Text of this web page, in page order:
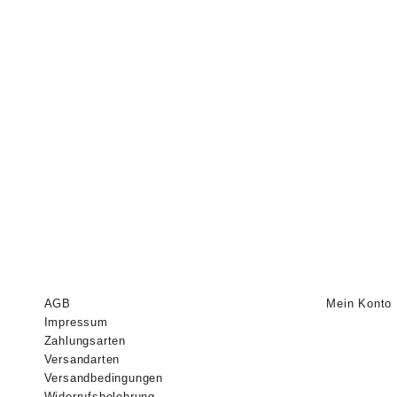
AGB
Impressum
Zahlungsarten
Versandarten
Versandbedingungen
Mein Konto